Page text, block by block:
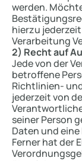
werden.
hierzu
Verarbeitung
2) Recht auf
Jede von der
betroffene
Richtlinien-
jederzeit von
seiner Person
Daten und
Ferner hat der